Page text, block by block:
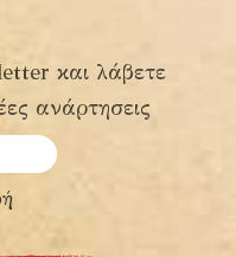
και λάβετε
ανάρτησεις